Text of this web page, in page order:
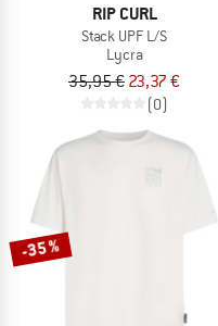
RIP CURL
Stack UPF L/S
Lycra
35,95 € 23,37 €
(0)
-35 %